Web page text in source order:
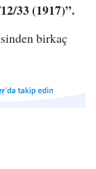
33 (1917)”.
birkaç